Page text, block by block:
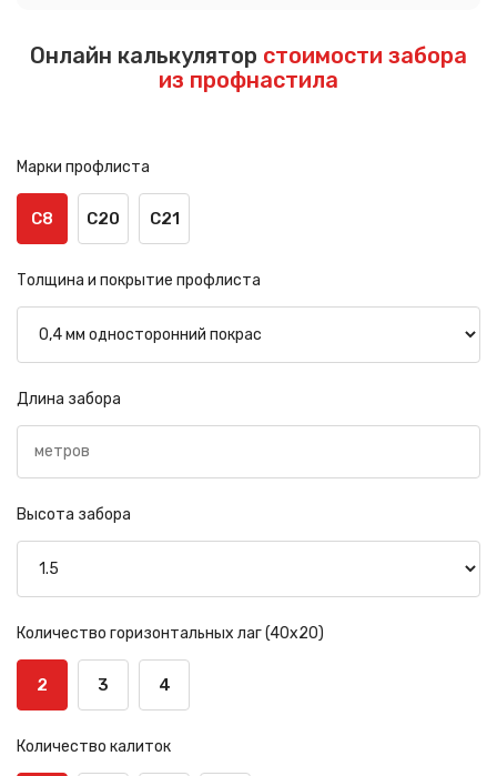
Онлайн калькулятор стоимости забора
из профнастила
Марки профлиста
С8 С20 С21
Толщина и покрытие профлиста
Длина забора
Высота забора
Количество горизонтальных лаг (40х20)
2 3 4
Количество калиток